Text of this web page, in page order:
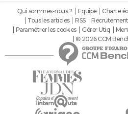
Qui sommes-nous ? Equipe Charte
Tous les articles
RSS Recrutement
Paramétrer les cookies
Gérer Utiq
© 2026 CCM